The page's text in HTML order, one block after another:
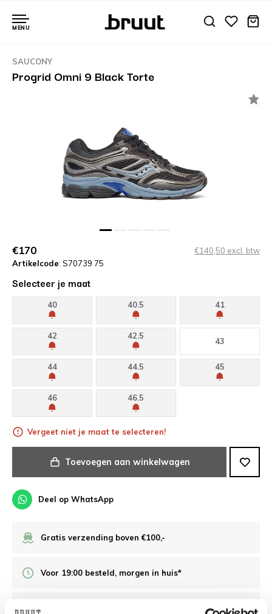
MENU
SAUCONY
Progrid Omni 9 Black Torte
€170
€140,50 excl. btw
Artikelcode: S70739 75
Selecteer je maat
40 40.5 41
42 42.5
43
44 44.5 45
46 46.5
Vergeet niet je maat te selecteren!
Toevoegen aan winkelwagen
Deel op WhatsApp
Gratis verzending boven €100,-
Voor 19:00 besteld, morgen in huis*